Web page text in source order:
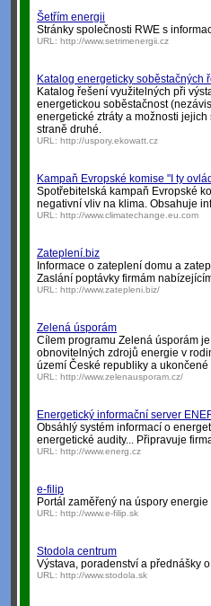
Šetřím energii
Stránky společnosti RWE s
URL: http://www.setrimenergii.cz
Katalog energeticky soběstačných
Katalog řešení využitelných při
energetickou soběstačnost
energetické ztráty a možnosti
straně druhé.
URL: http://uspory.ekowatt.cz
Kampaň Evropské komise "I ty
Spotřebitelská kampaň Evropské
negativní vliv na klima. Obsahuje
URL: http://www.climatechange.eu.com
Zateplení.biz
Informace o zateplení domu a
Zaslání poptávky firmám
URL: http://www.zatepleni.biz/
Zelená úsporám
Cílem programu Zelená úsporám
obnovitelných zdrojů energie v
území České republiky a
URL: http://www.zelenausporam.cz/
Energetický informační server
Obsáhlý systém informací o
energetické audity... Připravuje
URL: http://www.energ.cz
e-filip
Portál zaměřený na úspory
URL: http://www.e-filip.sk
Stodola centrum
Výstava, poradenství a přednášky
URL: http://www.stodola.sk